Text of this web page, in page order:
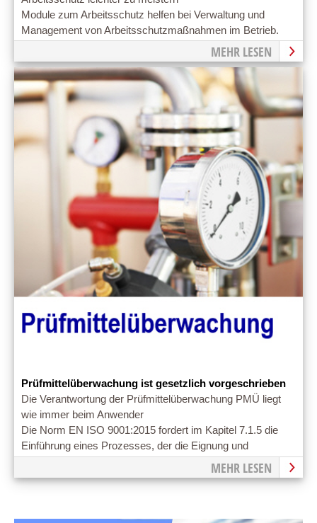
Module zum Arbeitsschutz helfen bei Verwaltung und
Management von Arbeitsschutzmaßnahmen im Betrieb.
MEHR LESEN
Prüfmittelüberwachung ist gesetzlich vorgeschrieben
Die Verantwortung der Prüfmittelüberwachung PMÜ liegt
wie immer beim Anwender
Die Norm EN ISO 9001:2015 fordert im Kapitel 7.1.5 die
Einführung eines Prozesses, der die Eignung und
Funktionsfähigkeit der Prüfmittel
MEHR LESEN